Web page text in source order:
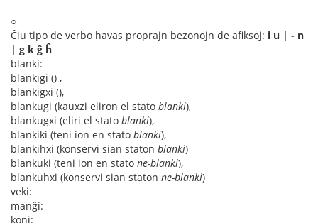
○
Ĉiu tipo de verbo havas proprajn bezonojn de afiksoj: i u | - n
| g k ĝ ĥ
blanki:
blankigi () ,
blankigxi (),
blankugi (kauxzi eliron el stato blanki),
blankugxi (eliri el stato blanki),
blankiki (teni ion en stato blanki),
blankihxi (konservi sian staton blanki)
blankuki (teni ion en stato ne-blanki),
blankuhxi (konservi sian staton ne-blanki)
veki:
manĝi:
koni: